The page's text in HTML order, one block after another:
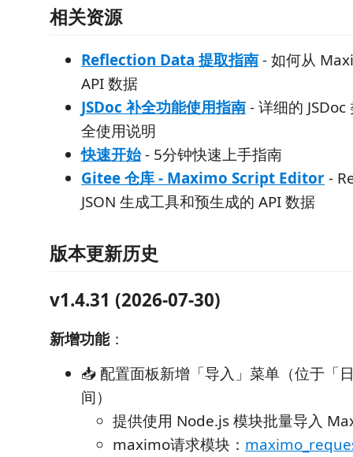
相关资源
Reflection Data 提取指南- 如何从
API 数据
JSDoc 补全功能使用指南- 详细的
全使用说明
快速开始- 5分钟快速上手指南
Gitee 仓库 - Maximo Script Editor-
JSON 生成工具和预生成的 API 数据
版本更新历史
v1.4.31 (2026-07-30)
新增功能：
📥 配置面板新增「导入」菜单（位于「
间）
提供使用 Node.js 模块批量导入
maximo请求模块：